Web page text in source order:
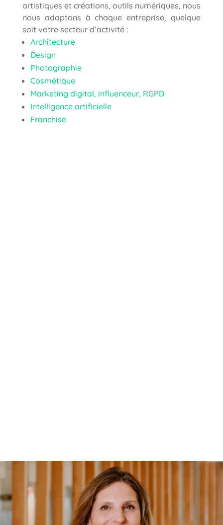
artistiques et créations, outils numériques, nous
nous adaptons à chaque entreprise, quelque
soit votre secteur d’activité :
Architecture
Design
Photographie
Cosmétique
Marketing digital, influenceur, RGPD
Intelligence artificielle
Franchise